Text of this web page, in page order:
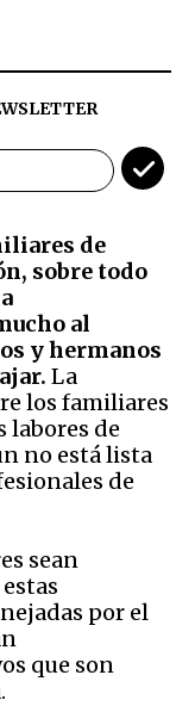
de
sobre todo
al
y hermanos
La
los familiares
de
no está lista
de
sean
por el
que son